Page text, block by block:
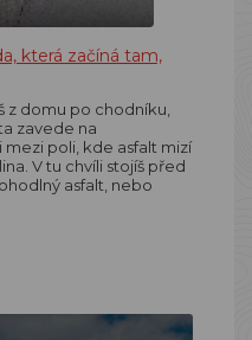
která začíná tam,
z domu po chodníku,
zavede na
mezi poli, kde asfalt mizí
V tu chvíli stojíš před
asfalt, nebo